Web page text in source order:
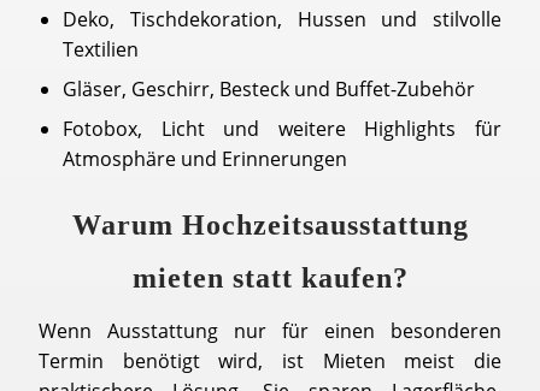
Deko, Tischdekoration, Hussen und stilvolle
Textilien
Gläser, Geschirr, Besteck und Buffet-Zubehör
Fotobox, Licht und weitere Highlights für
Atmosphäre und Erinnerungen
Warum Hochzeitsausstattung
mieten statt kaufen?
Wenn Ausstattung nur für einen besonderen
Termin benötigt wird, ist Mieten meist die